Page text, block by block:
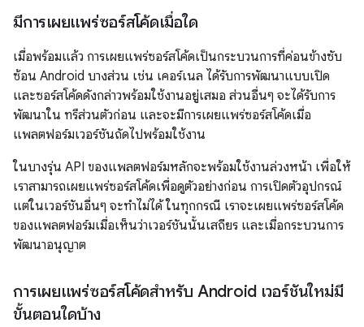
มีการเผยแพร่ซอร์สโค้ดเมื่อใด
เมื่อพร้อมแล้ว การเผยแพร่ซอร์สโค้ดเป็นกระบวนการที่ค่อนข้างซับ
ซ้อน Android บางส่วน เช่น เคอร์เนล ได้รับการพัฒนาแบบเปิด
และซอร์สโค้ดดังกล่าวพร้อมใช้งานอยู่เสมอ ส่วนอื่นๆ จะได้รับการ
พัฒนาใน ทรีส่วนตัวก่อน และจะมีการเผยแพร่ซอร์สโค้ดเมื่อ
แพลตฟอร์มเวอร์ชันถัดไปพร้อมใช้งาน
ในบางรุ่น API ของแพลตฟอร์มหลักจะพร้อมใช้งานล่วงหน้า เพื่อให้
เราสามารถเผยแพร่ซอร์สโค้ดเพื่อดูตัวอย่างก่อน การเปิดตัวอุปกรณ์
แต่ในเวอร์ชันอื่นๆ จะทำไม่ได้ ในทุกกรณี เราจะเผยแพร่ซอร์สโค้ด
ของแพลตฟอร์มเมื่อเห็นว่าเวอร์ชันนั้นเสถียร และเมื่อกระบวนการ
พัฒนาอนุญาต
การเผยแพร่ซอร์สโค้ดสำหรับ Android เวอร์ชันใหม่มี
ขั้นตอนใดบ้าง